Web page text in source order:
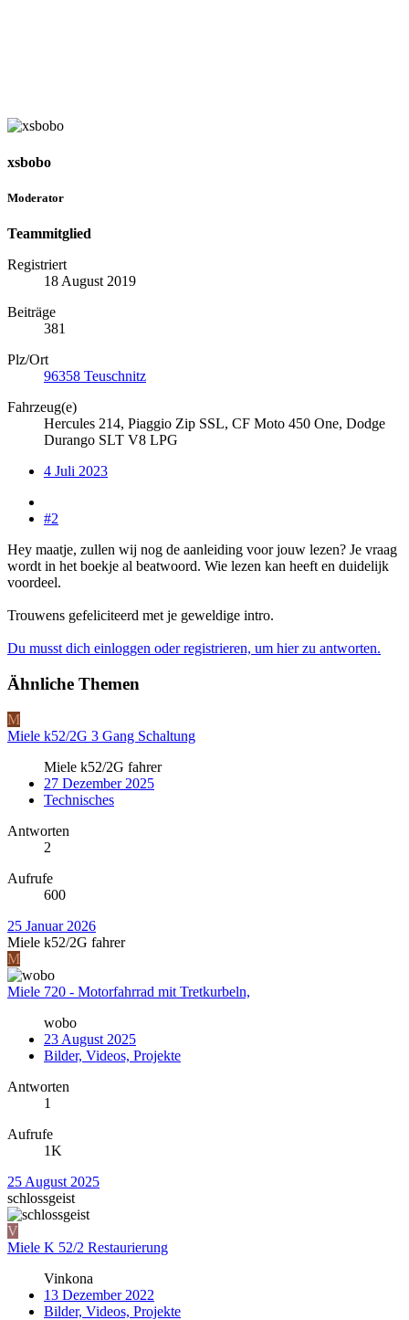
xsbobo
Moderator
Teammitglied
Registriert
18 August 2019
Beiträge
381
Plz/Ort
96358 Teuschnitz
Fahrzeug(e)
Hercules 214, Piaggio Zip SSL, CF Moto 450 One, Dodge
Durango SLT V8 LPG
4 Juli 2023
#2
Hey maatje, zullen wij nog de aanleiding voor jouw lezen? Je vraag
wordt in het boekje al beatwoord. Wie lezen kan heeft en duidelijk
voordeel.
Trouwens gefeliciteerd met je geweldige intro.
Du musst dich einloggen oder registrieren, um hier zu antworten.
Ähnliche Themen
M
Miele k52/2G 3 Gang Schaltung
Miele k52/2G fahrer
27 Dezember 2025
Technisches
Antworten
2
Aufrufe
600
25 Januar 2026
Miele k52/2G fahrer
M
Miele 720 - Motorfahrrad mit Tretkurbeln,
wobo
23 August 2025
Bilder, Videos, Projekte
Antworten
1
Aufrufe
1K
25 August 2025
schlossgeist
V
Miele K 52/2 Restaurierung
Vinkona
13 Dezember 2022
Bilder, Videos, Projekte